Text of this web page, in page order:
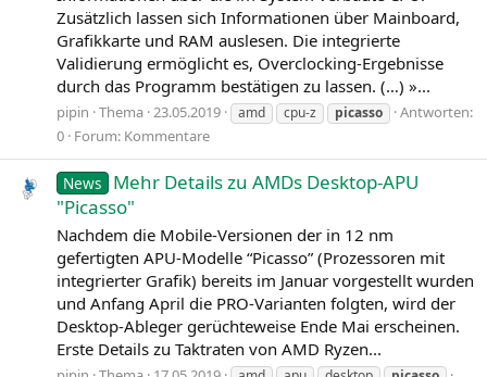
Zusätzlich lassen sich Informationen über Mainboard,
Grafikkarte und RAM auslesen. Die integrierte
Validierung ermöglicht es, Overclocking-Ergebnisse
durch das Programm bestätigen zu lassen. (…) »...
pipin Thema 23.05.2019 amd cpu-z picasso
Antworten:
0 Forum: Kommentare
News
Mehr Details zu AMDs Desktop-APU
"Picasso"
Nachdem die Mobile-Versionen der in 12 nm
gefertigten APU-Modelle “Picasso” (Prozessoren mit
integrierter Grafik) bereits im Januar vorgestellt wurden
und Anfang April die PRO-Varianten folgten, wird der
Desktop-Ableger gerüchteweise Ende Mai erscheinen.
Erste Details zu Taktraten von AMD Ryzen...